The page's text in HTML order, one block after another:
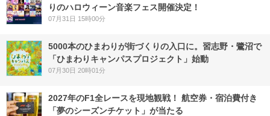
りのハロウィーン音楽フェス開催決定！
07月31日 15時00分
5000本のひまわりが街づくりの入口に。習志野・鷺沼で
「ひまわりキャンパスプロジェクト」始動
07月30日 20時01分
2027年のF1全レースを現地観戦！ 航空券・宿泊費付き
「夢のシーズンチケット」が当たる